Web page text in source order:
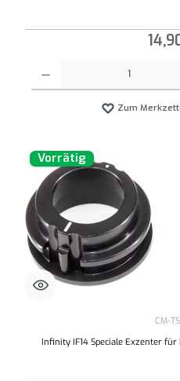
Zum
Vorrätig
CM-
Infinity IF14 Speciale Exzenter